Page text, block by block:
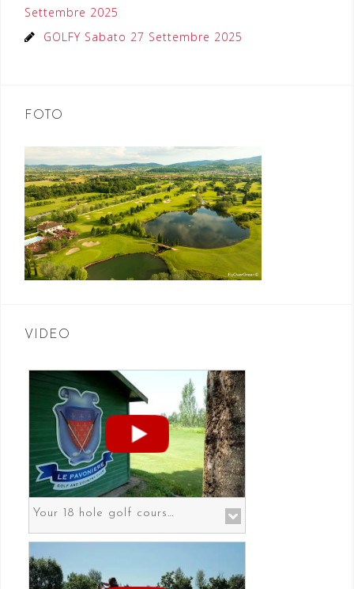
Settembre 2025
GOLFY Sabato 27 Settembre 2025
FOTO
VIDEO
Your 18 hole golf course in Prato the gateway to Florence